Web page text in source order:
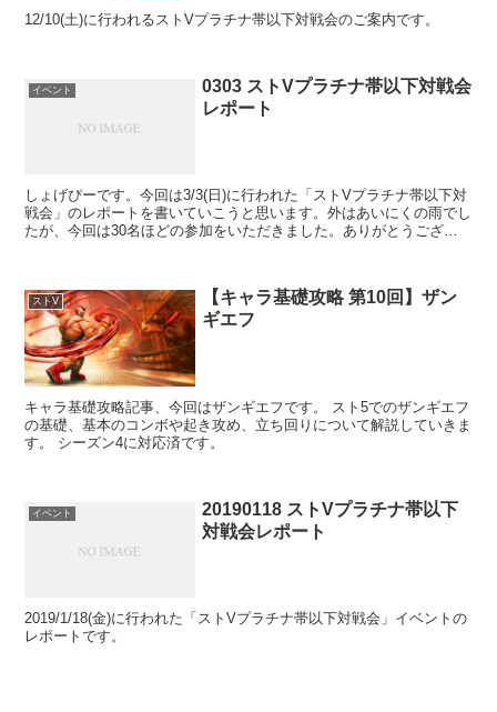
12/10(土)に行われるストVプラチナ帯以下対戦会のご案内です。
イベント
0303 ストVプラチナ帯以下対戦会
レポート
しょげぴーです。今回は3/3(日)に行われた「ストVプラチナ帯以下対
戦会」のレポートを書いていこうと思います。外はあいにくの雨でし
たが、今回は30名ほどの参加をいただきました。ありがとうござい
ストV
【キャラ基礎攻略 第10回】ザン
ギエフ
キャラ基礎攻略記事、今回はザンギエフです。 スト5でのザンギエフ
の基礎、基本のコンボや起き攻め、立ち回りについて解説していきま
す。 シーズン4に対応済です。
イベント
20190118 ストVプラチナ帯以下
対戦会レポート
2019/1/18(金)に行われた「ストVプラチナ帯以下対戦会」イベントの
レポートです。